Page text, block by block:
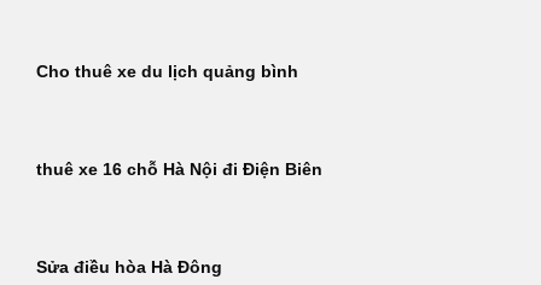
Cho thuê xe du lịch quảng bình
thuê xe 16 chỗ Hà Nội đi Điện Biên
Sửa điều hòa Hà Đông